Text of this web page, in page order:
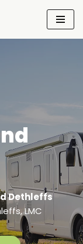
Dethleffs
LMC